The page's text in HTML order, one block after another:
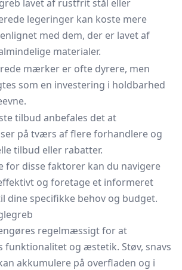
lavet af rustfrit stål eller
legeringer kan koste mere
med dem, der er lavet af
materialer.
mærker er ofte dyrere, men
som en investering i holdbarhed
tilbud anbefales det at
på tværs af flere forhandlere og
tilbud eller rabatter.
for disse faktorer kan du navigere
og foretage et informeret
dine specifikke behov og budget.
regelmæssigt for at
funktionalitet og æstetik. Støv, snavs
akkumulere på overfladen og i